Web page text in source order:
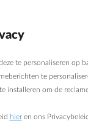
> Je
te personaliseren op
te
installeren om de
hieren ons